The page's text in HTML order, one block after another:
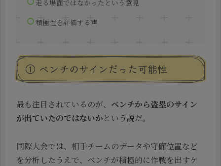
走る場面ではなかったという意見
積極性を評価する声
① ベンチのサインだった可能性
最も注目されているのが、 ベンチから盗塁のサイン
が出ていたのではないかという説だ。
国際大会では、相手チームのデータや守備位置など
を分析したうえで、ベンチが積極的に作戦を出すケ